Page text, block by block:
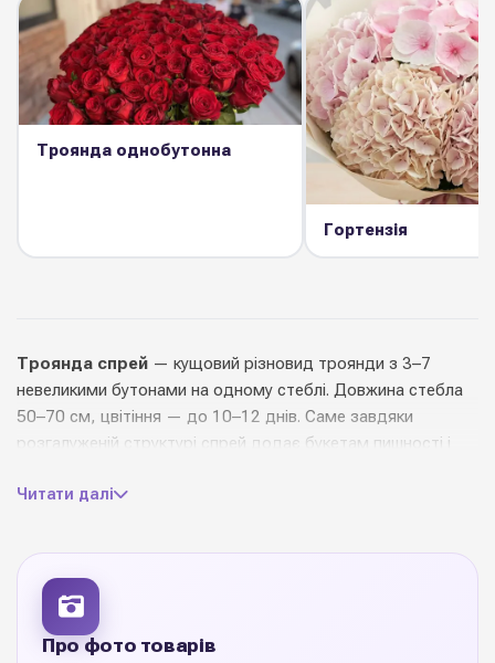
Троянда однобутонна
Гортензія
Троянда спрей — кущовий різновид троянди з 3–7
невеликими бутонами на одному стеблі. Довжина стебла
50–70 см, цвітіння — до 10–12 днів. Саме завдяки
розгалуженій структурі спрей додає букетам пишності і
У нашому асортименті — десятки сортів у ніжних
White Majolika, Bombastic, Lydia, Mirabel. Незамінна у
весільних букетах, композиціях у коробках, flower-box,
бутоньєрках та декорі столів.
Замовляйтетроянду-спрей оптом
Читати далі
Про фото товарів